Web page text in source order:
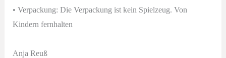
• Verpackung: Die Verpackung ist kein Spielzeug. Von
Kindern fernhalten
Anja Reuß